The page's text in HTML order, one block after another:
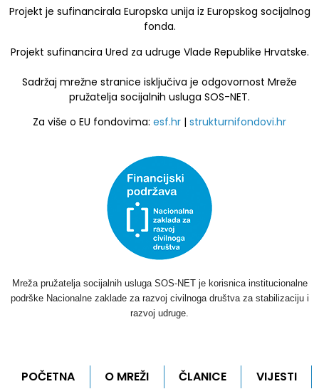
Projekt je sufinancirala Europska unija iz Europskog socijalnog
fonda.
Projekt sufinancira Ured za udruge Vlade Republike Hrvatske.
Sadržaj mrežne stranice isključiva je odgovornost Mreže
pružatelja socijalnih usluga SOS-NET.
Za više o EU fondovima: esf.hr | strukturnifondovi.hr
Mreža pružatelja socijalnih usluga SOS-NET je korisnica institucionalne
podrške Nacionalne zaklade za razvoj civilnoga društva za stabilizaciju i
razvoj udruge.
POČETNA O MREŽI ČLANICE VIJESTI